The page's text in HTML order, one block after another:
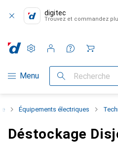
digitec
Trouvez et commandez
Navigation par catégorie
Menu Recherche
Paramètres
Compte client
Listes de comparaison
Listes d'envies
Panier
Équipements électriques
Déstockage